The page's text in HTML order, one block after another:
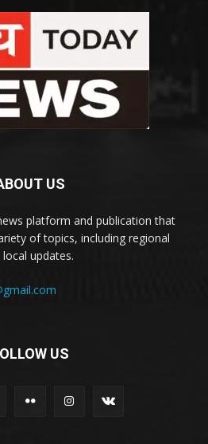
US
platform and publication that
of topics, including regional
updates.
US